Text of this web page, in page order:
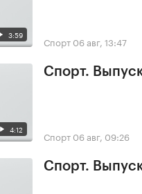
3:59 Спорт 06 авг, 13:47
4:12
Спорт.
Спорт 06 авг, 09:26
Спорт.